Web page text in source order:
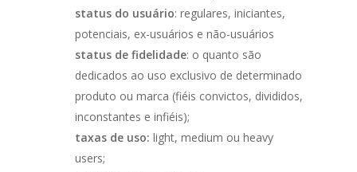
status do usuário: regulares, iniciantes,
potenciais, ex-usuários e não-usuários
status de fidelidade: o quanto são
dedicados ao uso exclusivo de determinado
produto ou marca (fiéis convictos, divididos,
inconstantes e infiéis);
taxas de uso: light, medium ou heavy
users;